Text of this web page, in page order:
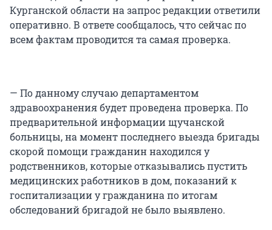
Курганской области на запрос редакции ответили
оперативно. В ответе сообщалось, что сейчас по
всем фактам проводится та самая проверка.
— По данному случаю департаментом
здравоохранения будет проведена проверка. По
предварительной информации щучанской
больницы, на момент последнего выезда бригады
скорой помощи гражданин находился у
родственников, которые отказывались пустить
медицинских работников в дом, показаний к
госпитализации у гражданина по итогам
обследований бригадой не было выявлено.